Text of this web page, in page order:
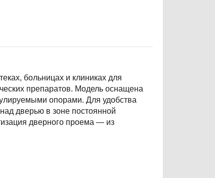
больницах и клиниках для
препаратов. Модель оснащена
опорами. Для удобства
дверью в зоне постоянной
дверного проема — из